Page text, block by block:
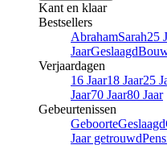
Kant en klaar
Bestsellers
AbrahamSarah25
JaarGeslaagd
Verjaardagen
16 Jaar18 Jaar25
Jaar70 Jaar80 Jaar
Gebeurtenissen
GeboorteGeslaagd
Jaar getrouwd